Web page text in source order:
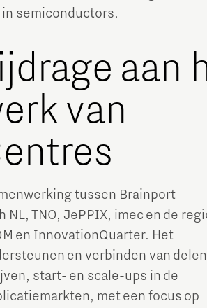
semiconductors.
aan
van
tussen Brainport
TNO, JePPIX, imec en de
en InnovationQuarter. Het
en verbinden van
start- en scale-ups in de
met een focus op